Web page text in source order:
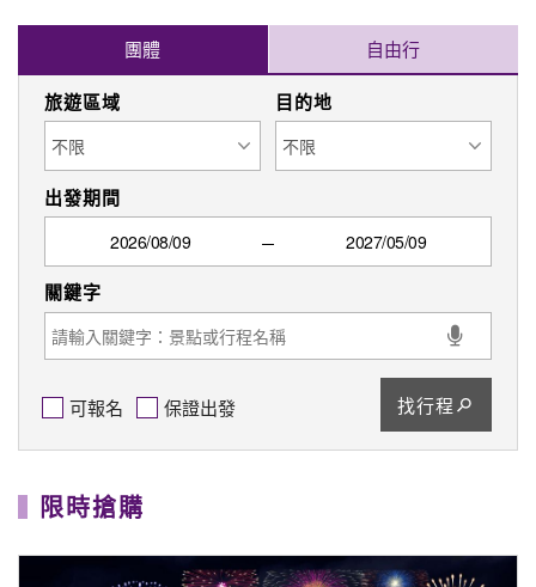
團體 自由行
旅遊區域 目的地
出發期間
可報名 保證出發 找行程
限時搶購